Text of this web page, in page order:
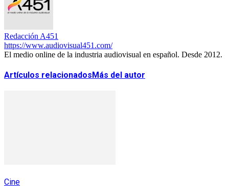
Redacción A451
https://www.audiovisual451.com/
El medio online de la industria audiovisual en español. Desde 2012.
Artículos relacionadosMás del autor
Cine